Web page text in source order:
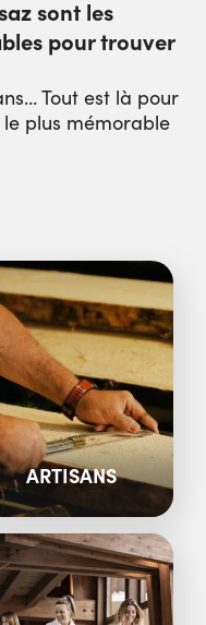
sont les
pour trouver
Tout est là pour
plus mémorable
ARTISANS